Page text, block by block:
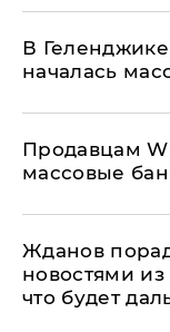
В
началась
Продавцам
массовые
Жданов
новостями
что будет